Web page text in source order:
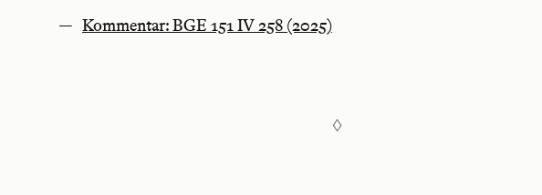
Kommentar: BGE 151 IV 258 (2025)
◊